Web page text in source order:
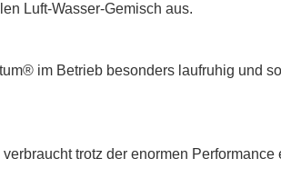
Luft-Wasser-Gemisch aus.
im Betrieb besonders laufruhig und
trotz der enormen Performance